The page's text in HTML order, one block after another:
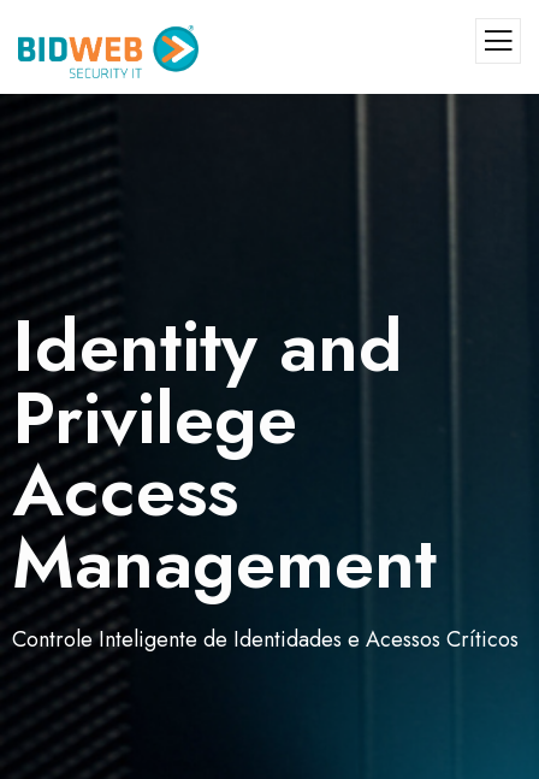
Identity and
Privilege
Access
Management
Controle Inteligente de Identidades e Acessos Críticos